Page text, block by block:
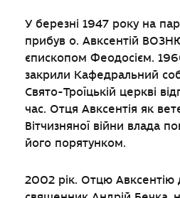
У березні 1947 року на
прибув о. Авксентій
єпископом Феодосієм.
закрили Кафедральний
Свято-Троїцькій церкві
час. Отця Авксентія як
Вітчизняної війни влада
його порятунком.
2002 рік. Отцю Авксентію